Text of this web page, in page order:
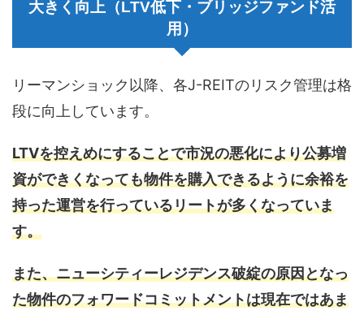
大きく向上（LTV低下・ブリッジファンド活
用）
リーマンショック以降、各J-REITのリスク管理は格
段に向上しています。
LTVを控えめにすることで市況の悪化により公募増
資ができくなっても物件を購入できるように余裕を
持った運営を行っているリートが多くなっていま
す。
また、ニューシティーレジデンス破綻の原因となっ
た物件のフォワードコミットメントは現在ではあま